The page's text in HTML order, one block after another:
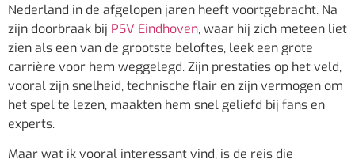
Nederland in de afgelopen jaren heeft voortgebracht. Na
zijn doorbraak bij PSV Eindhoven, waar hij zich meteen liet
zien als een van de grootste beloftes, leek een grote
carrière voor hem weggelegd. Zijn prestaties op het veld,
vooral zijn snelheid, technische flair en zijn vermogen om
het spel te lezen, maakten hem snel geliefd bij fans en
experts.
Maar wat ik vooral interessant vind, is de reis die